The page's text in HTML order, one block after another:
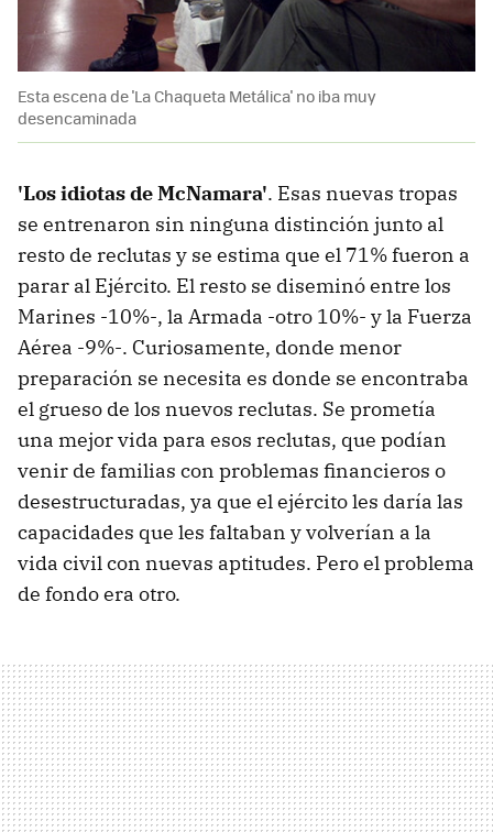
Esta escena de 'La Chaqueta Metálica' no iba muy
desencaminada
'Los idiotas de McNamara'. Esas nuevas tropas
se entrenaron sin ninguna distinción junto al
resto de reclutas y se estima que el 71% fueron a
parar al Ejército. El resto se diseminó entre los
Marines -10%-, la Armada -otro 10%- y la Fuerza
Aérea -9%-. Curiosamente, donde menor
preparación se necesita es donde se encontraba
el grueso de los nuevos reclutas. Se prometía
una mejor vida para esos reclutas, que podían
venir de familias con problemas financieros o
desestructuradas, ya que el ejército les daría las
capacidades que les faltaban y volverían a la
vida civil con nuevas aptitudes. Pero el problema
de fondo era otro.